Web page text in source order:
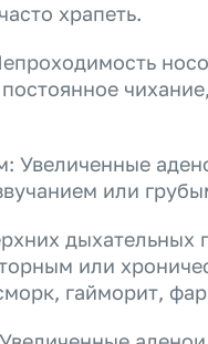
храпеть.
Увеличенные
или
дыхательных
или
гайморит,